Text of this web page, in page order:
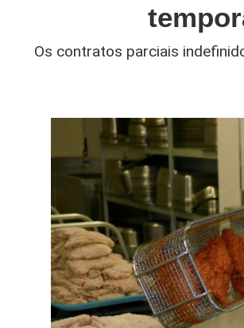
Os contratos parciais